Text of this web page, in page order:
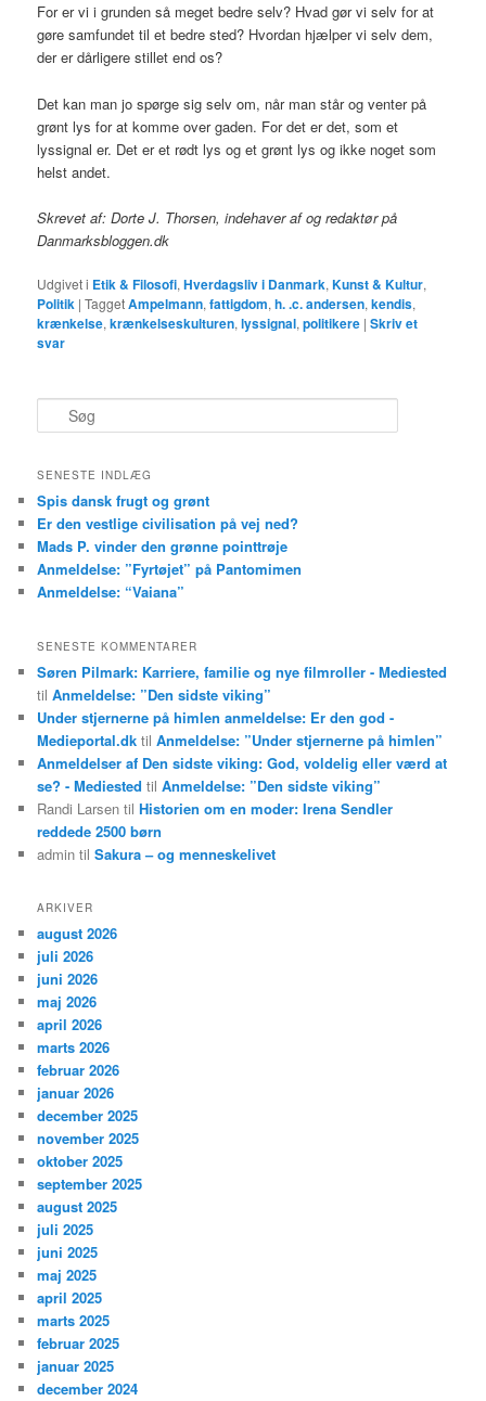
For er vi i grunden så meget bedre selv? Hvad gør vi selv for at
gøre samfundet til et bedre sted? Hvordan hjælper vi selv dem,
der er dårligere stillet end os?
Det kan man jo spørge sig selv om, når man står og venter på
grønt lys for at komme over gaden. For det er det, som et
lyssignal er. Det er et rødt lys og et grønt lys og ikke noget som
helst andet.
Skrevet af: Dorte J. Thorsen, indehaver af og redaktør på
Danmarksbloggen.dk
Udgivet i Etik & Filosofi,Hverdagsliv i Danmark,Kunst & Kultur,
Politik |TaggetAmpelmann,fattigdom,h. .c. andersen,kendis,
krænkelse,krænkelseskulturen,lyssignal,politikere |Skriv et
svar
ø
SENESTE INDLÆG
Spis dansk frugt og grønt
Er den vestlige civilisation på vej ned?
Mads P. vinder den grønne pointtrøje
Anmeldelse: ”Fyrtøjet” på Pantomimen
Anmeldelse: “Vaiana”
SENESTE KOMMENTARER
Søren Pilmark: Karriere, familie og nye filmroller - Mediested
tilAnmeldelse: ”Den sidste viking”
Under stjernerne på himlen anmeldelse: Er den god -
Medieportal.dk tilAnmeldelse: ”Under stjernerne på himlen”
Anmeldelser af Den sidste viking: God, voldelig eller værd at
se? - Mediested tilAnmeldelse: ”Den sidste viking”
Randi Larsen tilHistorien om en moder: Irena Sendler
reddede 2500 børn
admin tilSakura – og menneskelivet
ARKIVER
august 2026
juli 2026
juni 2026
maj 2026
april 2026
marts 2026
februar 2026
januar 2026
december 2025
november 2025
oktober 2025
september 2025
august 2025
juli 2025
juni 2025
maj 2025
april 2025
marts 2025
februar 2025
januar 2025
december 2024